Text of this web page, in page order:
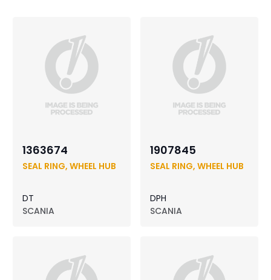
1363674
SEAL RING, WHEEL HUB
DT
SCANIA
1907845
SEAL RING, WHEEL HUB
DPH
SCANIA